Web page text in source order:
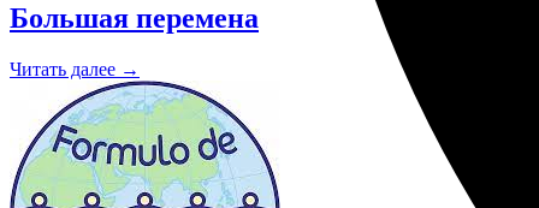
Большая перемена
Читать далее →